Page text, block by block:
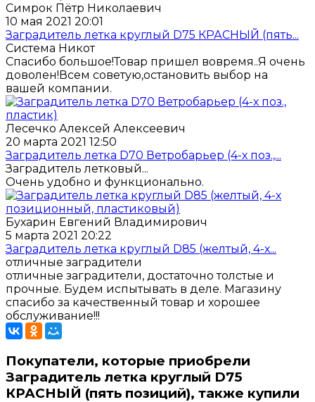
Симрок Пётр Николаевич
10 мая 2021 20:01
Заградитель летка круглый D75 КРАСНЫЙ (пять...
Система Никот
Спасибо большое!Товар пришел вовремя..Я очень
доволен!Всем советую,остановить выбор на
вашей компании.
Лесечко Алексей Алексеевич
20 марта 2021 12:50
Заградитель летка D70 Ветробарьер (4-х поз.,...
Заградитель летковый...
Очень удобно и функционально.
Бухарин Евгений Владимирович
5 марта 2021 20:22
Заградитель летка круглый D85 (желтый, 4-х...
отличные заградители
отличные заградители, достаточно толстые и
прочные. Будем испытывать в деле. Магазину
спасибо за качественный товар и хорошее
обслуживание!!!
Покупатели, которые приобрели
Заградитель летка круглый D75
КРАСНЫЙ (пять позиций), также купили